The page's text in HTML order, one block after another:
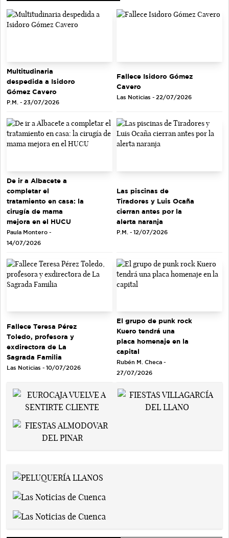
Multitudinaria
despedida a Isidoro
Gómez Cavero
P.M. - 23/07/2026
Fallece Isidoro Gómez
Cavero
Las Noticias - 22/07/2026
De ir a Albacete a
completar el
tratamiento en casa: la
cirugía de mama
mejora en el HUCU
Paula Montero -
14/07/2026
Las piscinas de
Tiradores y Luis Ocaña
cierran antes por la
alerta naranja
P.M. - 12/07/2026
Fallece Teresa Pérez
Toledo, profesora y
exdirectora de La
Sagrada Familia
Las Noticias - 10/07/2026
El grupo de punk rock
Kuero tendrá una
placa homenaje en la
capital
Rubén M. Checa -
27/07/2026